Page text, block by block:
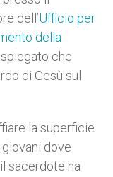
dell’Ufficio per
della
che
di Gesù sul
la superficie
dove
sacerdote ha